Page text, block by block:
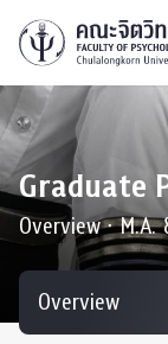
Graduate
Overview ∙